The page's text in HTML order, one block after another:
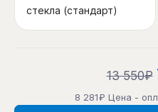
стекла (стандарт)
13 550₽
8 281₽ Цена -